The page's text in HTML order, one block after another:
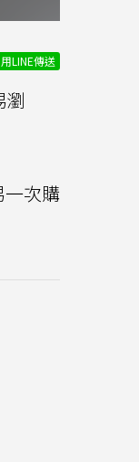
用LINE傳送
瀏
次購